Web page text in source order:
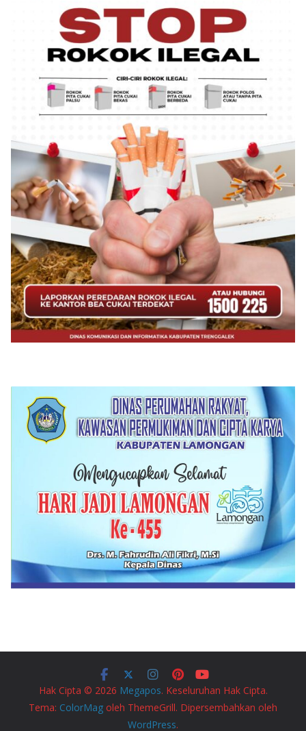
Hak Cipta © 2026 Megapos. Keseluruhan Hak Cipta.
Tema: ColorMag oleh ThemeGrill. Dipersembahkan oleh
WordPress.